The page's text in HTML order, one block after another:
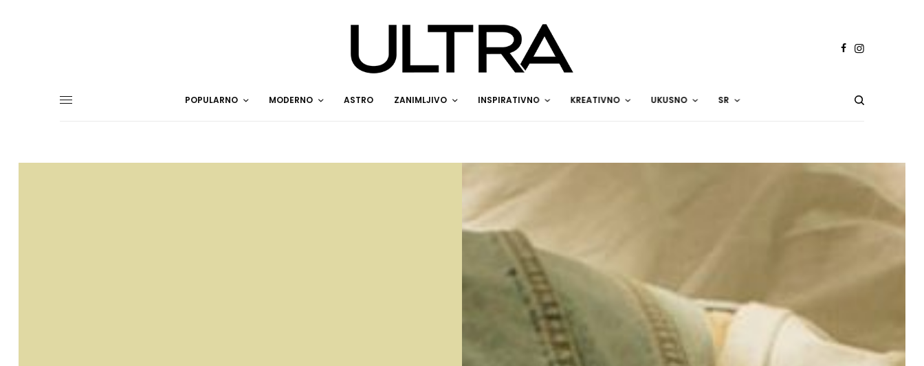
POPULARNO MODERNO ASTRO ZANIMLJIVO INSPIRATIVNO KREATIVNO UKUSNO SR